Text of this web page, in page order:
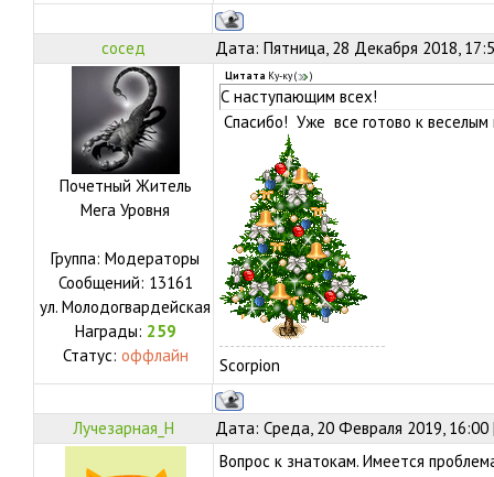
сосед Дата: Пятница, 28 Декабря 2018,
Почетный Житель
Мега Уровня
Группа: Модераторы
Сообщений: 13161
ул. Молодогвардейская
Награды: 259
Статус: оффлайн
Цитата Ку-ку( )
С наступающим всех!
Спасибо! Уже все готово к веселым
Scorpion
Лучезарная_Н Дата: Среда, 20 Февраля 2019,
Вопрос к знатокам. Имеется